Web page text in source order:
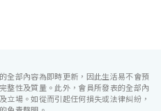
全部內容為即時更新，因此生活易不會預
整性及質量。此外，會員所發表的全部內
立場。如從而引起任何損失或法律糾紛，